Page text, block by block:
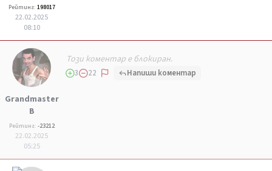
Рейтинг: 198017
22.02.2025
08:10
Grandmaster
B
Рейтинг: -23212
22.02.2025
05:25
Този коментар е блокиран.
3 22 Напиши коментар